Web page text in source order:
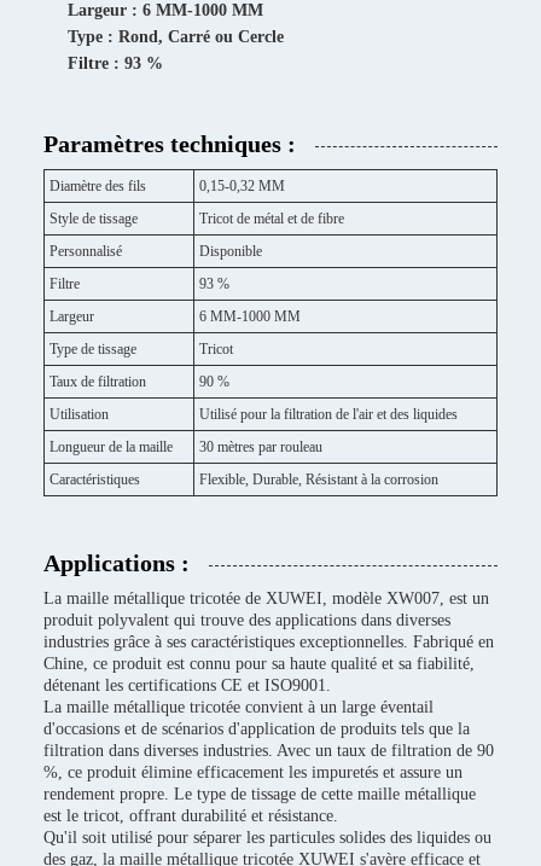
Largeur : 6 MM-1000 MM
Type : Rond, Carré ou Cercle
Filtre : 93 %
Paramètres techniques :
Diamètre des fils
0,15-0,32 MM
Style de tissage
Tricot de métal et de fibre
Personnalisé
Disponible
Filtre
93 %
Largeur
6 MM-1000 MM
Type de tissage
Tricot
Taux de filtration
90 %
Utilisation
Utilisé pour la filtration de l'air et des liquides
Longueur de la maille
30 mètres par rouleau
Caractéristiques
Flexible, Durable, Résistant à la corrosion
Applications :
La maille métallique tricotée de XUWEI, modèle XW007, est un
produit polyvalent qui trouve des applications dans diverses
industries grâce à ses caractéristiques exceptionnelles. Fabriqué en
Chine, ce produit est connu pour sa haute qualité et sa fiabilité,
détenant les certifications CE et ISO9001.
La maille métallique tricotée convient à un large éventail
d'occasions et de scénarios d'application de produits tels que la
filtration dans diverses industries. Avec un taux de filtration de 90
%, ce produit élimine efficacement les impuretés et assure un
rendement propre. Le type de tissage de cette maille métallique
est le tricot, offrant durabilité et résistance.
Qu'il soit utilisé pour séparer les particules solides des liquides ou
des gaz, la maille métallique tricotée XUWEI s'avère efficace et